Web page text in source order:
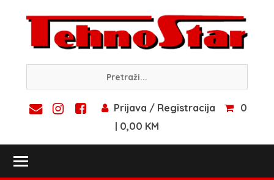
content
Prijava / Registracija
0
| 0,00 KM